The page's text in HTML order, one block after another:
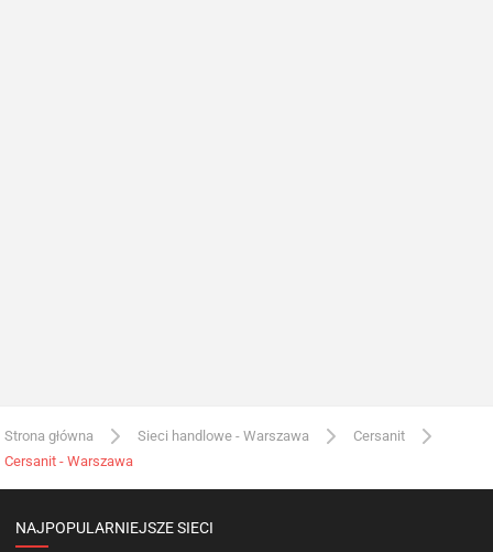
Strona główna Sieci handlowe - Warszawa
Cersanit
Cersanit - Warszawa
NAJPOPULARNIEJSZE SIECI